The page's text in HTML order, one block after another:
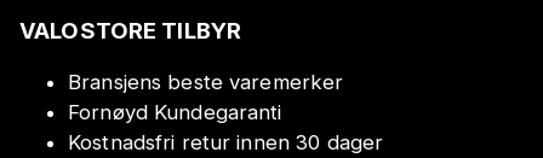
VALOSTORE TILBYR
Bransjens beste varemerker
Fornøyd Kundegaranti
Kostnadsfri retur innen 30 dager